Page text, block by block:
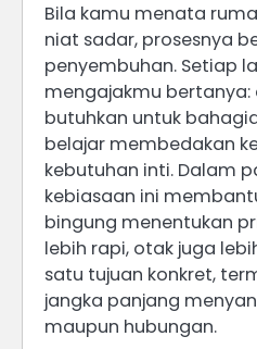
Bila kamu menata
niat sadar, prosesnya
penyembuhan. Setiap
mengajakmu bertanya:
butuhkan untuk
belajar membedakan
kebutuhan inti. Dalam
kebiasaan ini
bingung menentukan
lebih rapi, otak juga
satu tujuan konkret,
jangka panjang
maupun hubungan.